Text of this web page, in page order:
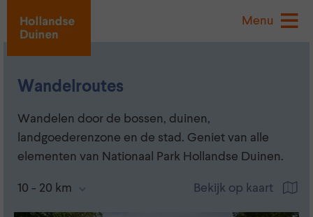
Menu
Wandelroutes
Wandelen door de bossen, duinen,
landgoederenzone en de stad. Geniet van alle
elementen van Nationaal Park Hollandse Duinen.
10 - 20 km Bekijk op kaart